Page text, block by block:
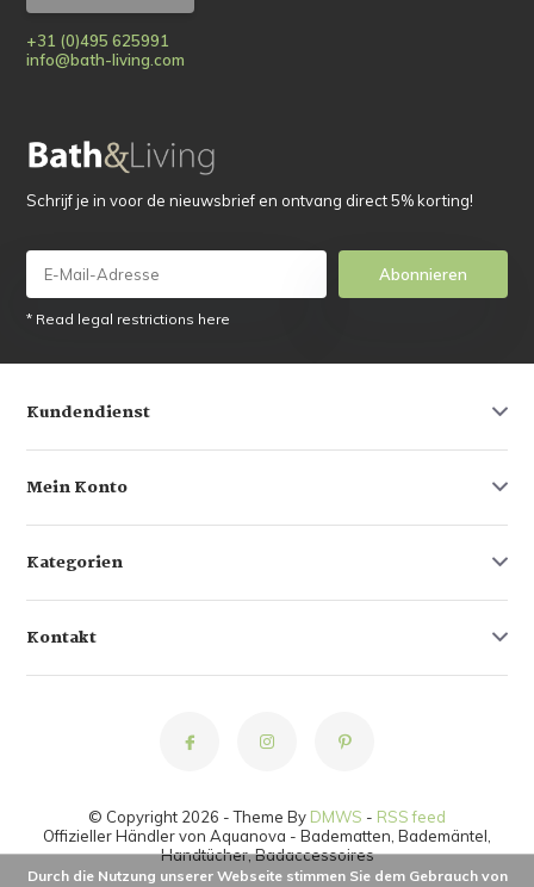
+31 (0)495 625991
info@bath-living.com
Schrijf je in voor de nieuwsbrief en ontvang direct 5% korting!
Abonnieren
* Read legal restrictions here
Kundendienst
Mein Konto
Kategorien
Kontakt
© Copyright 2026 - Theme By DMWS - RSS feed
Offizieller Händler von Aquanova - Badematten, Bademäntel,
Handtücher, Badaccessoires
Durch die Nutzung unserer Webseite stimmen Sie dem Gebrauch von